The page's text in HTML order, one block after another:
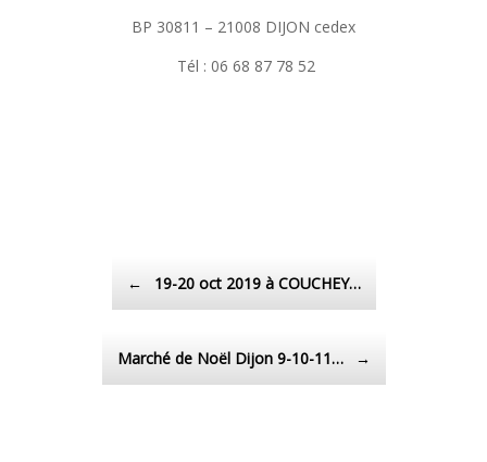
BP 30811 – 21008 DIJON cedex
Tél : 06 68 87 78 52
← 19-20 oct 2019 à COUCHEY…
Marché de Noël Dijon 9-10-11… →